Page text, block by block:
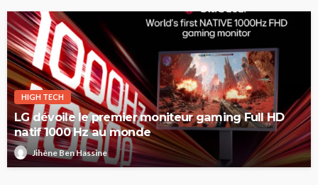
HIGH TECH
LG dévoile le premier moniteur gaming Full HD
natif 1000 Hz au monde
Jihène Ben Hassine